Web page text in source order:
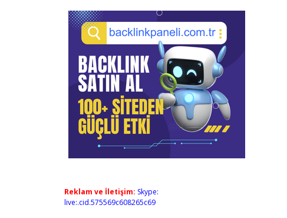
Reklam ve İletişim: Skype:
live:.cid.575569c608265c69